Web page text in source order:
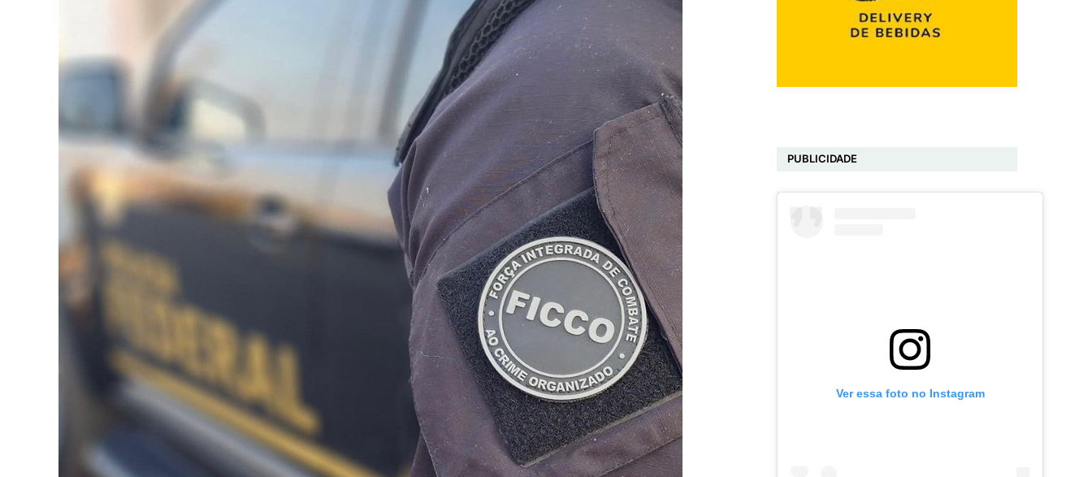
PUBLICIDADE
Ver essa foto no Instagram